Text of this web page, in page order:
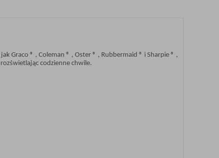
Graco ® , Coleman ® , Oster ® , Rubbermaid ® i Sharpie ® ,
codzienne chwile.